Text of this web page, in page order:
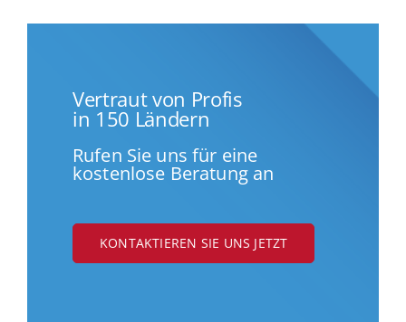
Vertraut von Profis
in 150 Ländern
Rufen Sie uns für eine
kostenlose Beratung an
KONTAKTIEREN SIE UNS JETZT